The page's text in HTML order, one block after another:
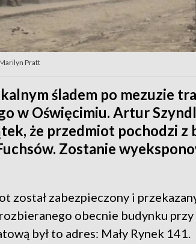
Pratt
śladem po mezuzie
w Oświęcimiu. Artur
że przedmiot pochodzi z
Zostanie
został zabezpieczony i
obecnie budynku
był to adres: Mały Rynek 141.